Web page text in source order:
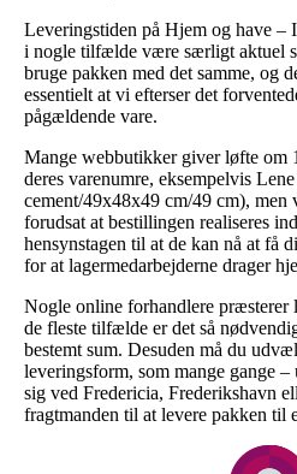
Leveringstiden på Hjem og have –
i nogle tilfælde være særligt aktuel
bruge pakken med det samme, og
essentielt at vi efterser det
pågældende vare.
Mange webbutikker giver løfte om
deres varenumre, eksempelvis
cement/49x48x49 cm/49 cm), men
forudsat at bestillingen realiseres
hensynstagen til at de kan nå at få
for at lagermedarbejderne drager
Nogle online forhandlere præsterer
de fleste tilfælde er det så
bestemt sum. Desuden må du
leveringsform, som mange gange
sig ved Fredericia, Frederikshavn
fragtmanden til at levere pakken til